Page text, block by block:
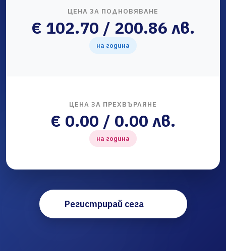
ЦЕНА ЗА ПОДНОВЯВАНЕ
€ 102.70 / 200.86 лв.
на година
ЦЕНА ЗА ПРЕХВЪРЛЯНЕ
€ 0.00 / 0.00 лв.
на година
Регистрирай сега